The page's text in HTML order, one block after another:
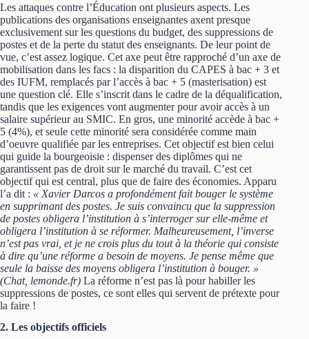
Les attaques contre l’Éducation ont plusieurs aspects. Les
publications des organisations enseignantes axent presque
exclusivement sur les questions du budget, des suppressions de
postes et de la perte du statut des enseignants. De leur point de
vue, c’est assez logique. Cet axe peut être rapproché d’un axe de
mobilisation dans les facs : la disparition du CAPES à bac + 3 et
des IUFM, remplacés par l’accès à bac + 5 (masterisation) est
une question clé. Elle s’inscrit dans le cadre de la déqualification,
tandis que les exigences vont augmenter pour avoir accès à un
salaire supérieur au SMIC. En gros, une minorité accède à bac +
5 (4%), et seule cette minorité sera considérée comme main
d’oeuvre qualifiée par les entreprises. Cet objectif est bien celui
qui guide la bourgeoisie : dispenser des diplômes qui ne
garantissent pas de droit sur le marché du travail. C’est cet
objectif qui est central, plus que de faire des économies. Apparu
l’a dit : « Xavier Darcos a profondément fait bouger le système
en supprimant des postes. Je suis convaincu que la suppression
de postes obligera l’institution à s’interroger sur elle-même et
obligera l’institution à se réformer. Malheureusement, l’inverse
n’est pas vrai, et je ne crois plus du tout à la théorie qui consiste
à dire qu’une réforme a besoin de moyens. Je pense même que
seule la baisse des moyens obligera l’institution à bouger. »
(Chat, lemonde.fr) La réforme n’est pas là pour habiller les
suppressions de postes, ce sont elles qui servent de prétexte pour
la faire !
2. Les objectifs officiels